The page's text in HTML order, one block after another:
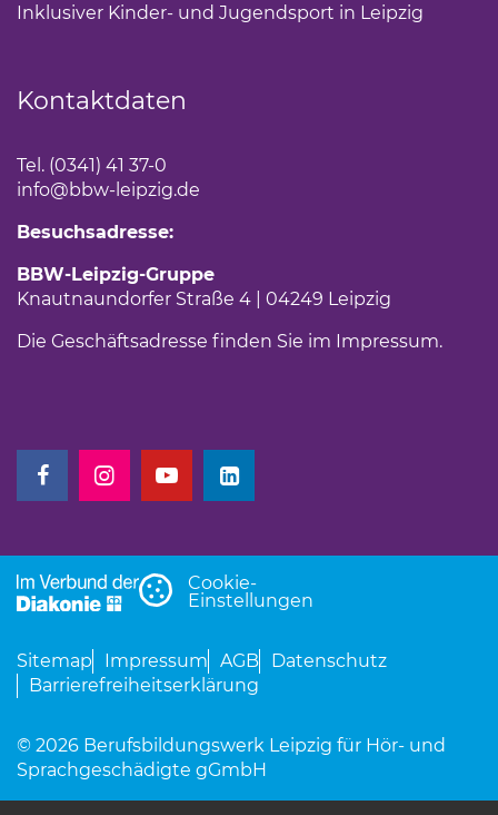
Inklusiver Kinder- und Jugendsport in Leipzig
Kontaktdaten
Tel. (0341) 41 37-0
info@bbw-leipzig.de
Besuchsadresse:
BBW-Leipzig-Gruppe
Knautnaundorfer Straße 4 | 04249 Leipzig
Die Geschäftsadresse finden Sie im Impressum.
(Link öffnet einen neuen Tab)
(Link öffnet einen neuen Tab)
(Link öffnet einen neuen Tab)
(Link öffnet einen neuen Tab)
Cookie-
Einstellungen
Sitemap Impressum AGB
Datenschutz
Barrierefreiheitserklärung
© 2026 Berufsbildungswerk Leipzig für Hör- und
Sprachgeschädigte gGmbH